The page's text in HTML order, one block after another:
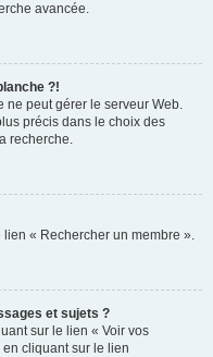
avancée.
?!
ne peut gérer le serveur Web.
précis dans le choix des
recherche.
« Rechercher un membre ».
et sujets ?
sur le lien « Voir vos
cliquant sur le lien